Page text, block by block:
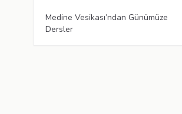
Medine Vesikası’ndan Günümüze
Dersler